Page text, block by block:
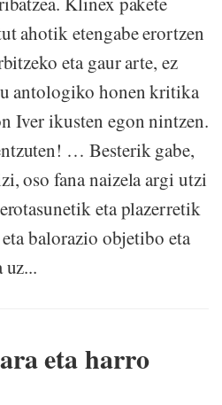
ahotik etengabe erortzen
eta gaur arte, ez
antologiko honen kritika
Iver ikusten egon nintzen.
… Besterik gabe,
oso fana naizela argi utzi
eta plazerretik
balorazio objetibo eta
uz...
eta harro